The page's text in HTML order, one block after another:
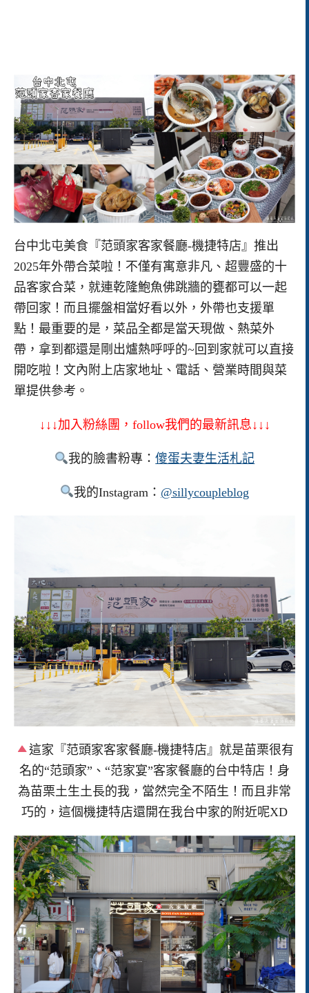
台中北屯美食『范頭家客家餐廳-機捷特店』推出
2025年外帶合菜啦！不僅有寓意非凡、超豐盛的十
品客家合菜，就連乾隆鮑魚佛跳牆的甕都可以一起
帶回家！而且擺盤相當好看以外，外帶也支援單
點！最重要的是，菜品全都是當天現做、熱菜外
帶，拿到都還是剛出爐熱呼呼的~回到家就可以直接
開吃啦！文內附上店家地址、電話、營業時間與菜
單提供參考。
↓↓↓加入粉絲團，follow我們的最新訊息↓↓↓
我的臉書粉專：傻蛋夫妻生活札記
我的Instagram： @sillycoupleblog
這家『范頭家客家餐廳-機捷特店』就是苗栗很有
名的“范頭家”、“范家宴”客家餐廳的台中特店！身
為苗栗土生土長的我，當然完全不陌生！而且非常
巧的，這個機捷特店還開在我台中家的附近呢XD